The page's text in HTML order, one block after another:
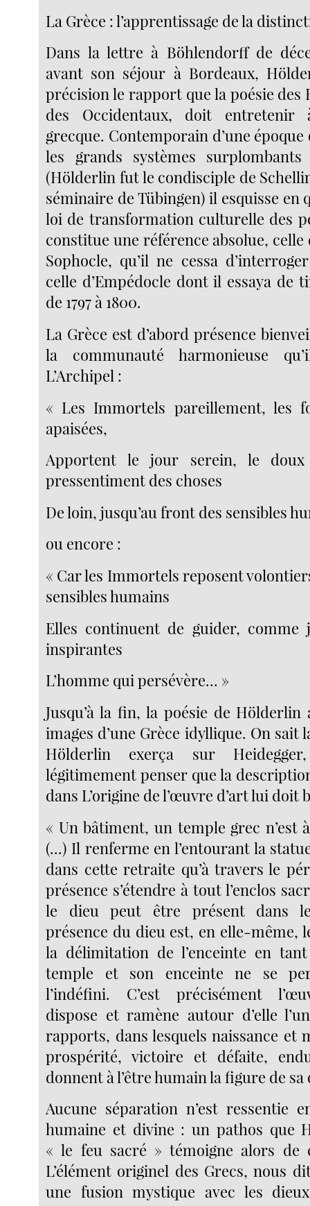
La Grèce : l’apprentissage de la
Dans la lettre à Böhlendorff de
avant son séjour à Bordeaux,
précision le rapport que la poésie des
des Occidentaux, doit entretenir
grecque. Contemporain d’une
les grands systèmes
(Hölderlin fut le condisciple de
séminaire de Tübingen) il esquisse en
loi de transformation culturelle des
constitue une référence absolue,
Sophocle, qu’il ne cessa
celle d’Empédocle dont il essaya de
de 1797 à 1800.
La Grèce est d’abord présence
la communauté harmonieuse
L’Archipel :
« Les Immortels pareillement, les
apaisées,
Apportent le jour serein, le
pressentiment des choses
De loin, jusqu’au front des sensibles
ou encore :
« Car les Immortels reposent
sensibles humains
Elles continuent de guider, comme
inspirantes
L’homme qui persévère... »
Jusqu’à la fin, la poésie de Hölderlin
images d’une Grèce idyllique. On sait
Hölderlin exerça sur
légitimement penser que la
dans L’origine de l’œuvre d’art lui doit
« Un bâtiment, un temple grec n’est
(...) Il renferme en l’entourant la
dans cette retraite qu’à travers le
présence s’étendre à tout l’enclos
le dieu peut être présent dans
présence du dieu est, en elle-même,
la délimitation de l’enceinte en
temple et son enceinte ne se
l’indéfini. C’est précisément
dispose et ramène autour d’elle
rapports, dans lesquels naissance et
prospérité, victoire et défaite,
donnent à l’être humain la figure de sa
Aucune séparation n’est ressentie
humaine et divine : un pathos que
« le feu sacré » témoigne alors de
L’élément originel des Grecs, nous
une fusion mystique avec les